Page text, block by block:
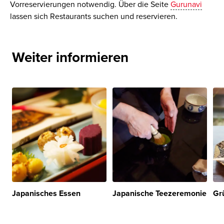
Vorreservierungen notwendig. Über die Seite Gurunavi
lassen sich Restaurants suchen und reservieren.
Weiter informieren
Japanisches Essen Japanische Teezeremonie